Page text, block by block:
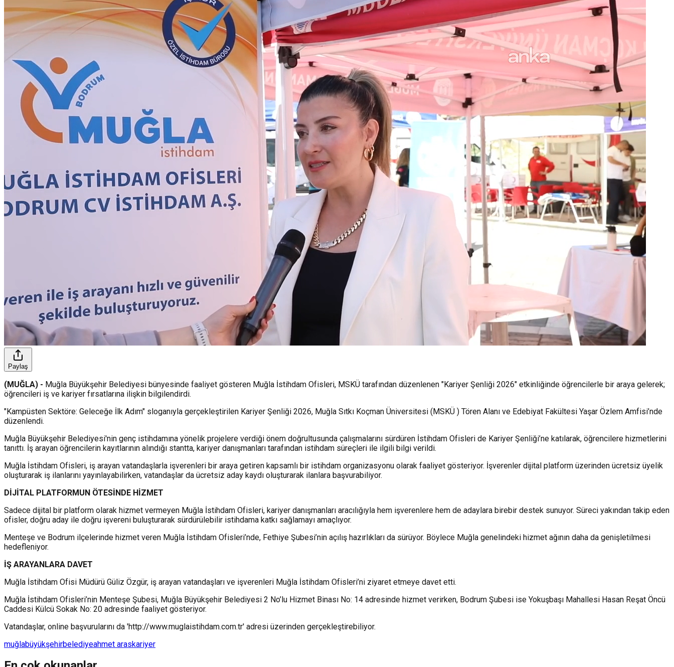
Paylaş
(MUĞLA) - Muğla Büyükşehir Belediyesi bünyesinde faaliyet gösteren Muğla İstihdam Ofisleri, MSKÜ tarafından düzenlenen "Kariyer Şenliği 2026" etkinliğinde öğrencilerle bir araya gelerek;
öğrencileri iş ve kariyer fırsatlarına ilişkin bilgilendirdi.
"Kampüsten Sektöre: Geleceğe İlk Adım" sloganıyla gerçekleştirilen Kariyer Şenliği 2026, Muğla Sıtkı Koçman Üniversitesi (MSKÜ ) Tören Alanı ve Edebiyat Fakültesi Yaşar Özlem Amfisi’nde
düzenlendi.
Muğla Büyükşehir Belediyesi'nin genç istihdamına yönelik projelere verdiği önem doğrultusunda çalışmalarını sürdüren İstihdam Ofisleri de Kariyer Şenliği’ne katılarak, öğrencilere hizmetlerini
tanıttı. İş arayan öğrencilerin kayıtlarının alındığı stantta, kariyer danışmanları tarafından istihdam süreçleri ile ilgili bilgi verildi.
Muğla İstihdam Ofisleri, iş arayan vatandaşlarla işverenleri bir araya getiren kapsamlı bir istihdam organizasyonu olarak faaliyet gösteriyor. İşverenler dijital platform üzerinden ücretsiz üyelik
oluşturarak iş ilanlarını yayınlayabilirken, vatandaşlar da ücretsiz aday kaydı oluşturarak ilanlara başvurabiliyor.
DİJİTAL PLATFORMUN ÖTESİNDE HİZMET
Sadece dijital bir platform olarak hizmet vermeyen Muğla İstihdam Ofisleri, kariyer danışmanları aracılığıyla hem işverenlere hem de adaylara birebir destek sunuyor. Süreci yakından takip eden
ofisler, doğru aday ile doğru işvereni buluşturarak sürdürülebilir istihdama katkı sağlamayı amaçlıyor.
Menteşe ve Bodrum ilçelerinde hizmet veren Muğla İstihdam Ofisleri’nde, Fethiye Şubesi’nin açılış hazırlıkları da sürüyor. Böylece Muğla genelindeki hizmet ağının daha da genişletilmesi
hedefleniyor.
İŞ ARAYANLARA DAVET
Muğla İstihdam Ofisi Müdürü Güliz Özgür, iş arayan vatandaşları ve işverenleri Muğla İstihdam Ofisleri’ni ziyaret etmeye davet etti.
Muğla İstihdam Ofisleri’nin Menteşe Şubesi, Muğla Büyükşehir Belediyesi 2 No’lu Hizmet Binası No: 14 adresinde hizmet verirken, Bodrum Şubesi ise Yokuşbaşı Mahallesi Hasan Reşat Öncü
Caddesi Külcü Sokak No: 20 adresinde faaliyet gösteriyor.
Vatandaşlar, online başvurularını da 'http://www.muglaistihdam.com.tr' adresi üzerinden gerçekleştirebiliyor.
muğlabüyükşehirbelediyeahmet araskariyer